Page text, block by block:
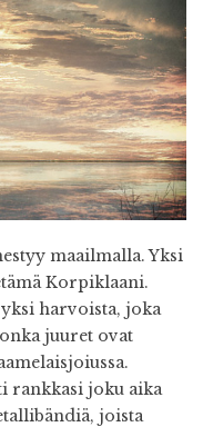
maailmalla. Yksi
Korpiklaani.
harvoista, joka
juuret ovat
rankkasi joku aika
joista